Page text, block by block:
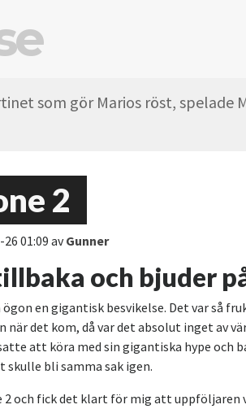
som gör Marios röst, spelade
2
01:09 avGunner
och bjuder
en gigantisk besvikelse. Det var så
när det kom, då var det absolut inget av
att köra med sin gigantiska hype och
bli samma sak igen.
2 och fick det klart för mig att